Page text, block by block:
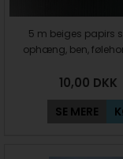
5 m beiges papirs
ophæng, ben,
10,00 DKK
SE MERE